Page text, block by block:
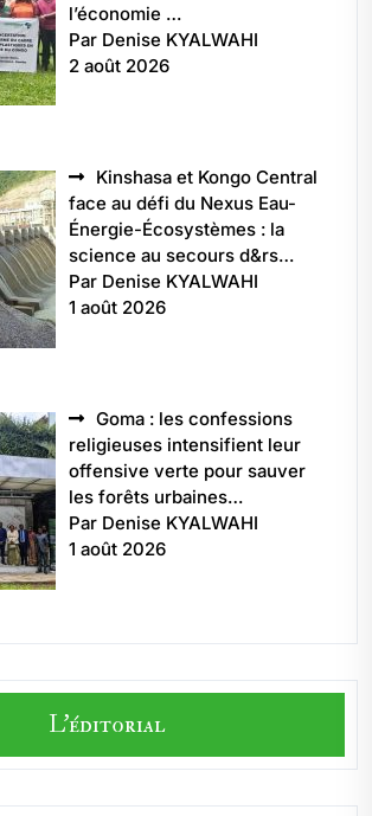
l’économie …
Par Denise KYALWAHI
2 août 2026
Kinshasa et Kongo Central
face au défi du Nexus Eau-
Énergie-Écosystèmes : la
science au secours d&rs…
Par Denise KYALWAHI
1 août 2026
Goma : les confessions
religieuses intensifient leur
offensive verte pour sauver
les forêts urbaines…
Par Denise KYALWAHI
1 août 2026
L'éditorial